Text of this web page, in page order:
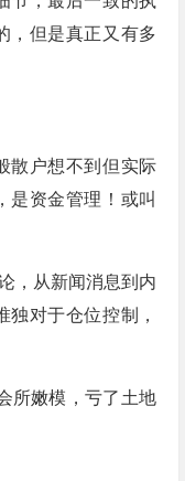
，但是真正又有多
散户想不到但实际
是资金管理！或叫
，从新闻消息到内
对于仓位控制，
所嫩模，亏了土地